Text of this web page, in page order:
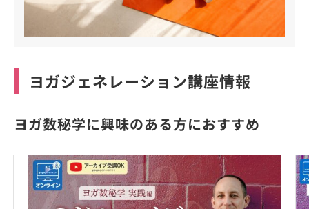
ヨガジェネレーション講座情報
ヨガ数秘学に興味のある方におすすめ